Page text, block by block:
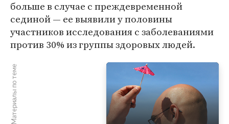
больше в случае с преждевременной
сединой — ее выявили у половины
участников исследования с заболеваниями
против 30% из группы здоровых людей.
Материалы по теме